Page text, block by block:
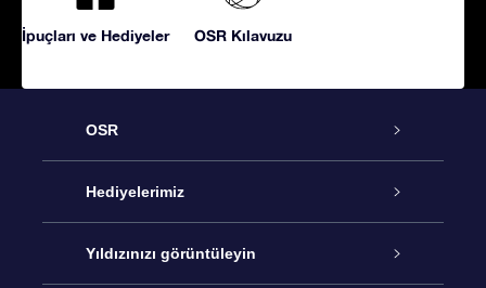
İpuçları ve Hediyeler OSR Kılavuzu
OSR
Hizmet
İletişim
Hediyelerimiz
Çevrimiçi Yıldız Hediyesi
Yıldızınızı görüntüleyin